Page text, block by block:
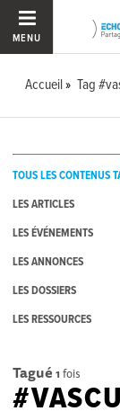
MENU
Accueil Tag
TOUS LES CONTENUS
LES ARTICLES
LES ÉVÉNEMENTS
LES ANNONCES
LES DOSSIERS
LES RESSOURCES
Tagué 1 fois